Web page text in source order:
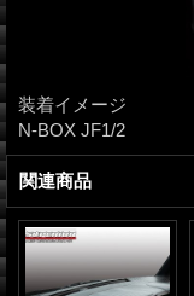
装着イメージ
N-BOX JF1/2
関連商品